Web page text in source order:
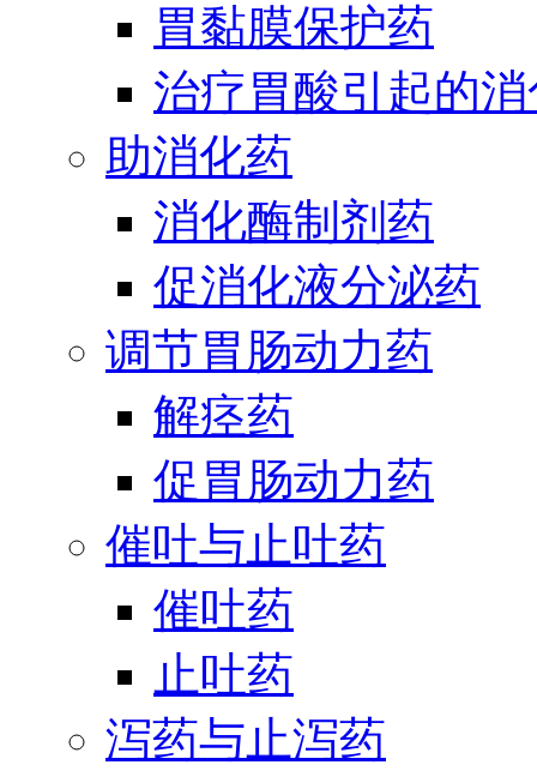
胃黏膜保护药
治疗胃酸引起的
助消化药
消化酶制剂药
促消化液分泌药
调节胃肠动力药
解痉药
促胃肠动力药
催吐与止吐药
催吐药
止吐药
泻药与止泻药